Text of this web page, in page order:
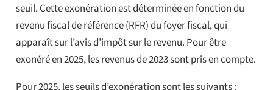
seuil. Cette exonération est déterminée en fonction du
revenu fiscal de référence (RFR) du foyer fiscal, qui
apparaît sur l’avis d’impôt sur le revenu. Pour être
exonéré en 2025, les revenus de 2023 sont pris en compte.
Pour 2025, les seuils d’exonération sont les suivants :